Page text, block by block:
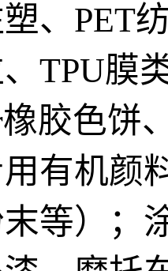
、PET
TPU膜
橡胶色饼
有机颜
等）；